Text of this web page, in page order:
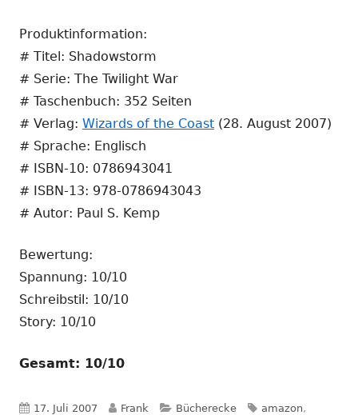
Produktinformation:
# Titel: Shadowstorm
# Serie: The Twilight War
# Taschenbuch: 352 Seiten
# Verlag: Wizards of the Coast (28. August 2007)
# Sprache: Englisch
# ISBN-10: 0786943041
# ISBN-13: 978-0786943043
# Autor: Paul S. Kemp
Bewertung:
Spannung: 10/10
Schreibstil: 10/10
Story: 10/10
Gesamt: 10/10
Veröffentlicht
17. Juli 2007 Autor
Frank Kategorien
Bücherecke Schlagwörter
amazon,